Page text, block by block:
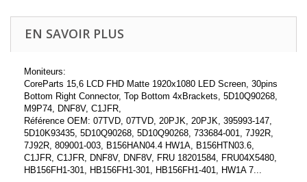
EN SAVOIR PLUS
Moniteurs:
CoreParts 15,6 LCD FHD Matte 1920x1080 LED Screen, 30pins
Bottom Right Connector, Top Bottom 4xBrackets, 5D10Q90268,
M9P74, DNF8V, C1JFR,
Référence OEM: 07TVD, 07TVD, 20PJK, 20PJK, 395993-147,
5D10K93435, 5D10Q90268, 5D10Q90268, 733684-001, 7J92R,
7J92R, 809001-003, B156HAN04.4 HW1A, B156HTN03.6,
C1JFR, C1JFR, DNF8V, DNF8V, FRU 18201584, FRU04X5480,
HB156FH1-301, HB156FH1-301, HB156FH1-401, HW1A 7...